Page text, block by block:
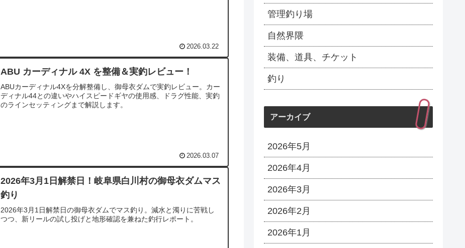
2026.03.22
ABU カーディナル 4X を整備＆実釣レビュー！
ABUカーディナル4Xを分解整備し、御母衣ダムで実釣レビュー。カー
ディナル44との違いやハイスピードギヤの使用感、ドラグ性能、実釣
のラインセッティングまで解説します。
2026.03.07
2026年3月1日解禁日！岐阜県白川村の御母衣ダムマス
釣り
2026年3月1日解禁日の御母衣ダムでマス釣り。減水と濁りに苦戦し
つつ、新リールの試し投げと地形確認を兼ねた釣行レポート。
管理釣り場
自然界隈
装備、道具、チケット
釣り
アーカイブ
2026年5月
2026年4月
2026年3月
2026年2月
2026年1月